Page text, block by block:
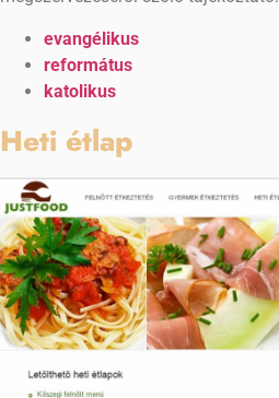
evangélikus
református
katolikus
Heti étlap